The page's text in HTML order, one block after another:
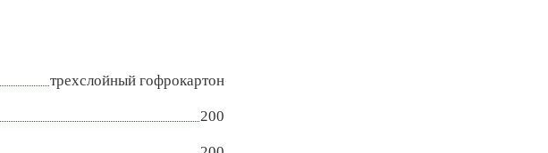
трехслойный гофрокартон
200